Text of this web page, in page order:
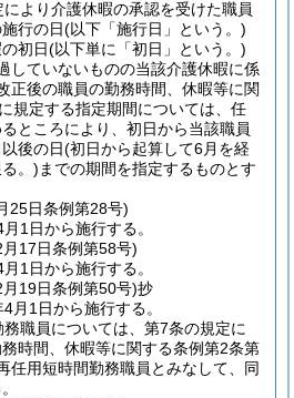
より介護休暇の承認を受けた職員
行の日(以下「施行日」という。)
初日(以下単に「初日」という。)
していないものの当該介護休暇に係
正後の職員の勤務時間、休暇等に関
規定する指定期間については、任
ところにより、初日から当該職員
後の日(初日から起算して6月を経
。) までの期間を指定するものとす
25日条例第28号)
1日から施行する。
17日条例第58号)
1日から施行する。
19日条例第50号)抄
月1日から施行する。
職員については、第7条の規定に
時間、休暇等に関する条例第2条第
任用短時間勤務職員とみなして、同